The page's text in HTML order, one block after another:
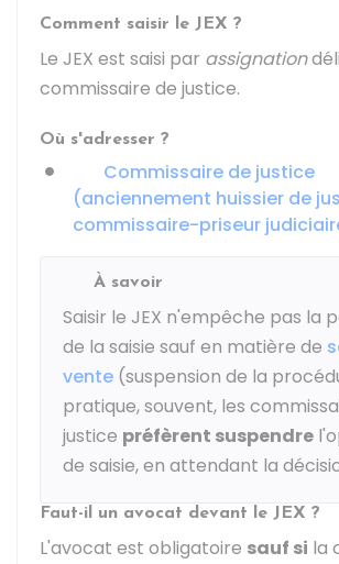
Comment saisir le JEX ?
Le JEX est saisi par assignation
commissaire de justice.
Où s'adresser ?
Commissaire de justice
(anciennement huissier de
commissaire-priseur
À savoir
Saisir le JEX n'empêche pas la
de la saisie sauf en matière de
vente (suspension de la
pratique, souvent, les
justice préfèrent suspendre
de saisie, en attendant la
Faut-il un avocat devant le JEX ?
L'avocat est obligatoire sauf si la